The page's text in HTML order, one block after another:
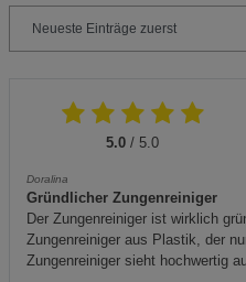
5.0 / 5.0
Doralina
Gründlicher Zungenreiniger
Der Zungenreiniger ist wirklich
Zungenreiniger aus Plastik, der
Zungenreiniger sieht hochwertig